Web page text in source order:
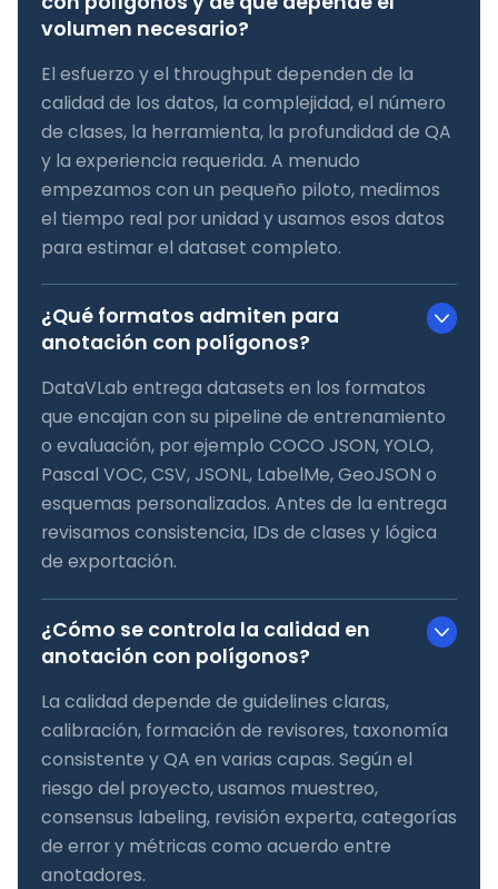
volumen necesario?
El esfuerzo y el throughput dependen de la
calidad de los datos, la complejidad, el número
de clases, la herramienta, la profundidad de QA
y la experiencia requerida. A menudo
empezamos con un pequeño piloto, medimos
el tiempo real por unidad y usamos esos datos
para estimar el dataset completo.
¿Qué formatos admiten para
anotación con polígonos?
DataVLab entrega datasets en los formatos
que encajan con su pipeline de entrenamiento
o evaluación, por ejemplo COCO JSON, YOLO,
Pascal VOC, CSV, JSONL, LabelMe, GeoJSON o
esquemas personalizados. Antes de la entrega
revisamos consistencia, IDs de clases y lógica
de exportación.
¿Cómo se controla la calidad en
anotación con polígonos?
La calidad depende de guidelines claras,
calibración, formación de revisores, taxonomía
consistente y QA en varias capas. Según el
riesgo del proyecto, usamos muestreo,
consensus labeling, revisión experta, categorías
de error y métricas como acuerdo entre
anotadores.